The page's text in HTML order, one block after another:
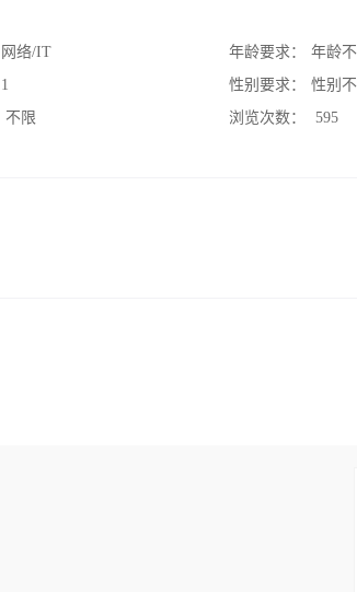
网络/IT
1
不限
年龄要求：
年龄
性别要求：
性别
浏览次数：
595